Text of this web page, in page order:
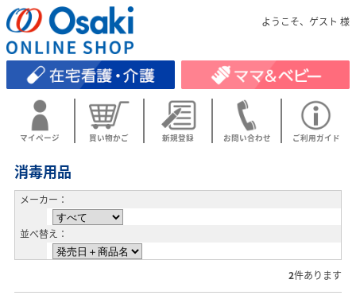
ようこそ、ゲスト 様
マイページ 買い物かご 新規登録 お問い合わせ ご利用ガイド
消毒用品
メーカー：
並べ替え：
2件あります